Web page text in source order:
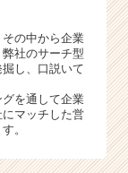
の中から企業
社のサーチ型
し、口説いて
を通して企業
マッチした営
。